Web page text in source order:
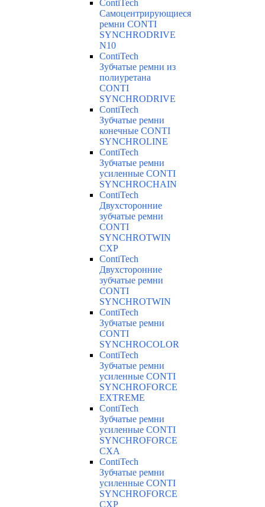
ContiTech
Самоцентрирующиеся
ремни CONTI
SYNCHRODRIVE
N10
ContiTech
Зубчатые ремни из
полиуретана
CONTI
SYNCHRODRIVE
ContiTech
Зубчатые ремни
конечные CONTI
SYNCHROLINE
ContiTech
Зубчатые ремни
усиленные CONTI
SYNCHROCHAIN
ContiTech
Двухсторонние
зубчатые ремни
CONTI
SYNCHROTWIN
CXP
ContiTech
Двухсторонние
зубчатые ремни
CONTI
SYNCHROTWIN
ContiTech
Зубчатые ремни
CONTI
SYNCHROCOLOR
ContiTech
Зубчатые ремни
усиленные CONTI
SYNCHROFORCE
EXTREME
ContiTech
Зубчатые ремни
усиленные CONTI
SYNCHROFORCE
CXA
ContiTech
Зубчатые ремни
усиленные CONTI
SYNCHROFORCE
CXP